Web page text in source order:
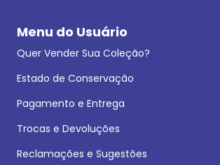
Menu do Usuário
Quer Vender Sua Coleção?
Estado de Conservação
Pagamento e Entrega
Trocas e Devoluções
Reclamações e Sugestões